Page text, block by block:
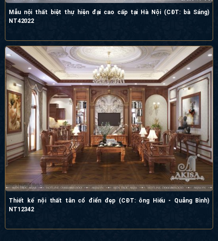
Mẫu nội thất biệt thự hiện đại cao cấp tại Hà Nội (CĐT: bà Sáng)
NT42022
Thiết kế nội thất tân cổ điển đẹp (CĐT: ông Hiếu - Quảng Bình)
NT12342